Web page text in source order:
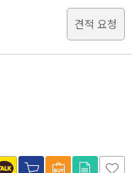
견적 요청